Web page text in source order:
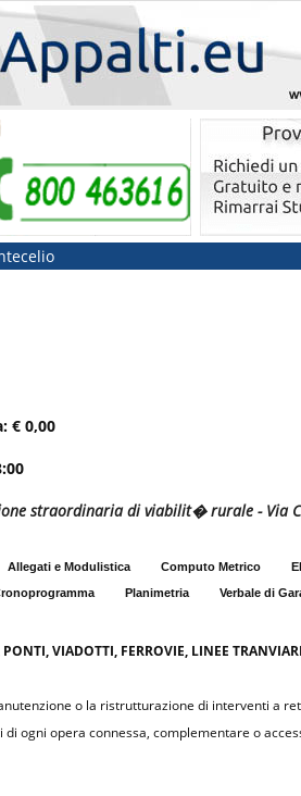
€ 0,00
straordinaria di viabilit� rurale - Via
Allegati e Modulistica Computo Metrico
Planimetria Verbale di
PONTI, VIADOTTI, FERROVIE, LINEE
o la ristrutturazione di interventi a
ogni opera connessa, complementare o